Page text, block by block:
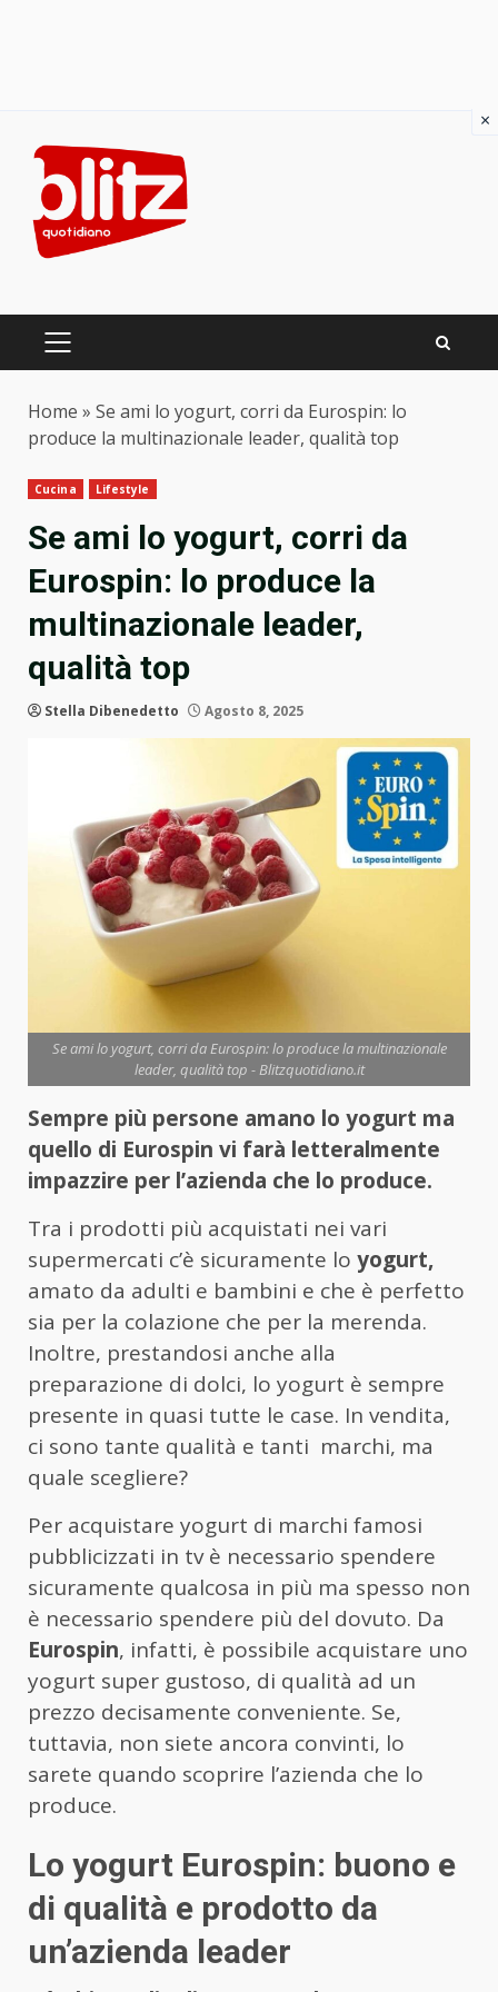
content
PRIMARY
Home » Se ami lo yogurt, corri da Eurospin: lo
produce la multinazionale leader, qualità top
Cucina Lifestyle
Se ami lo yogurt, corri da
Eurospin: lo produce la
multinazionale leader,
qualità top
Stella Dibenedetto Agosto 8, 2025
Se ami lo yogurt, corri da Eurospin: lo produce la multinazionale
leader, qualità top - Blitzquotidiano.it
Sempre più persone amano lo yogurt ma
quello di Eurospin vi farà letteralmente
impazzire per l’azienda che lo produce.
Tra i prodotti più acquistati nei vari
supermercati c’è sicuramente lo yogurt,
amato da adulti e bambini e che è perfetto
sia per la colazione che per la merenda.
Inoltre, prestandosi anche alla
preparazione di dolci, lo yogurt è sempre
presente in quasi tutte le case. In vendita,
ci sono tante qualità e tanti marchi, ma
quale scegliere?
Per acquistare yogurt di marchi famosi
pubblicizzati in tv è necessario spendere
sicuramente qualcosa in più ma spesso non
è necessario spendere più del dovuto. Da
Eurospin, infatti, è possibile acquistare uno
yogurt super gustoso, di qualità ad un
prezzo decisamente conveniente. Se,
tuttavia, non siete ancora convinti, lo
sarete quando scoprire l’azienda che lo
produce.
Lo yogurt Eurospin: buono e
di qualità e prodotto da
un’azienda leader
×